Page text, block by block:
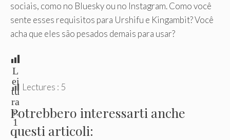
sociais, como no Bluesky ou no Instagram. Como você
sente esses requisitos para Urshifu e Kingambit? Você
acha que eles são pesados ​​demais para usar?
L
ei
tu
ra
s:
1
Lectures : 5
Potrebbero interessarti anche
questi articoli: